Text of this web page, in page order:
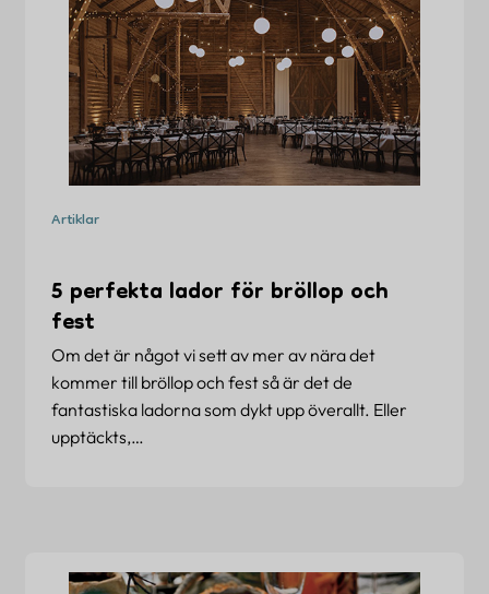
Artiklar
5 perfekta lador för bröllop och
fest
Om det är något vi sett av mer av nära det
kommer till bröllop och fest så är det de
fantastiska ladorna som dykt upp överallt. Eller
upptäckts,…